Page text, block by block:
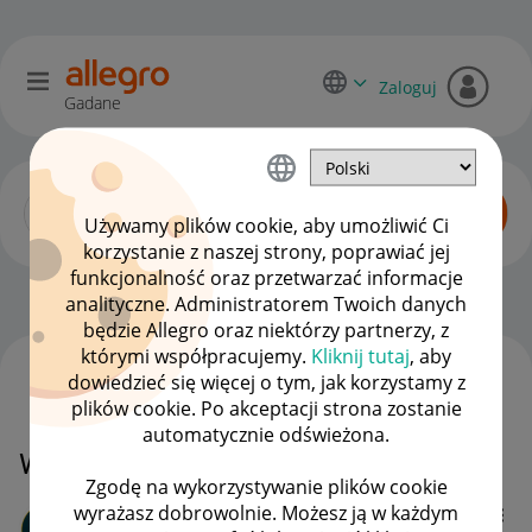
Używamy plików cookie, aby umożliwić Ci
korzystanie z naszej strony, poprawiać jej
funkcjonalność oraz przetwarzać informacje
analityczne. Administratorem Twoich danych
będzie Allegro oraz niektórzy partnerzy, z
którymi współpracujemy. Kliknij tutaj, aby
dowiedzieć się więcej o tym, jak korzystamy z
plików cookie. Po akceptacji strona zostanie
automatycznie odświeżona.
Zgodę na wykorzystywanie plików cookie
wyrażasz dobrowolnie. Możesz ją w każdym
Gadane
Zaloguj
Dyskusje kupujących OPCJE
Wymiana produktu
Kassobi
WSZYSTKIE TEMATY